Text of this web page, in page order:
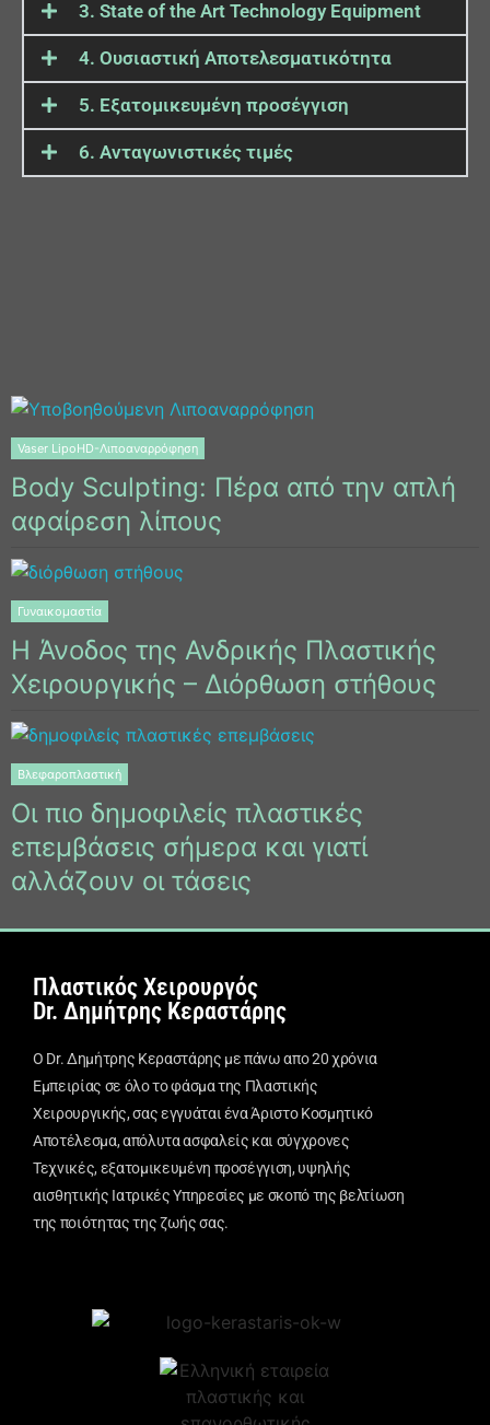
3. State of the Art Technology Equipment
4. Ουσιαστική Αποτελεσματικότητα
5. Εξατομικευμένη προσέγγιση
6. Ανταγωνιστικές τιμές
Vaser LipoHD-Λιποαναρρόφηση
Body Sculpting: Πέρα από την απλή
αφαίρεση λίπους
Γυναικομαστία
Η Άνοδος της Ανδρικής Πλαστικής
Χειρουργικής – Διόρθωση στήθους
Βλεφαροπλαστική
Οι πιο δημοφιλείς πλαστικές
επεμβάσεις σήμερα και γιατί
αλλάζουν οι τάσεις
Πλαστικός Χειρουργός
Dr. Δημήτρης Κεραστάρης
Ο Dr. Δημήτρης Κεραστάρης με πάνω απο 20 χρόνια
Εμπειρίας σε όλο το φάσμα της Πλαστικής
Χειρουργικής, σας εγγυάται ένα Άριστο Κοσμητικό
Αποτέλεσμα, απόλυτα ασφαλείς και σύγχρονες
Τεχνικές, εξατομικευμένη προσέγγιση, υψηλής
αισθητικής Ιατρικές Υπηρεσίες με σκοπό της βελτίωση
της ποιότητας της ζωής σας.